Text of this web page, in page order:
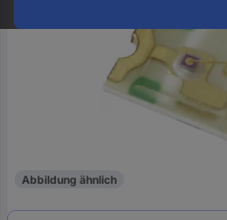
Abbildung ähnlich